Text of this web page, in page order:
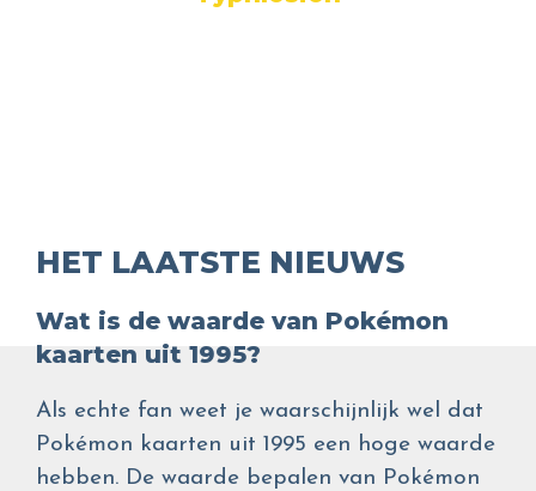
HET LAATSTE NIEUWS
Wat is de waarde van Pokémon
kaarten uit 1995?
Als echte fan weet je waarschijnlijk wel dat
Pokémon kaarten uit 1995 een hoge waarde
hebben. De waarde bepalen van Pokémon